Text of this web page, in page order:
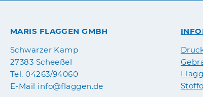
MARIS FLAGGEN GMBH
Schwarzer Kamp
27383 Scheeßel
Tel. 04263/94060
E-Mail info@flaggen.de